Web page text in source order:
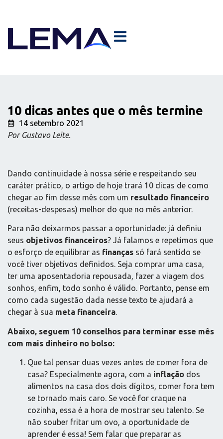
10 dicas antes que o mês termine
14 setembro 2021
Por Gustavo Leite.
Dando continuidade à nossa série e respeitando seu
caráter prático, o artigo de hoje trará 10 dicas de como
chegar ao fim desse mês com um resultado financeiro
(receitas-despesas) melhor do que no mês anterior.
Para não deixarmos passar a oportunidade: já definiu
seus objetivos financeiros? Já falamos e repetimos que
o esforço de equilibrar as finanças só fará sentido se
você tiver objetivos definidos. Seja comprar uma casa,
ter uma aposentadoria repousada, fazer a viagem dos
sonhos, enfim, todo sonho é válido. Portanto, pense em
como cada sugestão dada nesse texto te ajudará a
chegar à sua meta financeira.
Abaixo, seguem 10 conselhos para terminar esse mês
com mais dinheiro no bolso:
Que tal pensar duas vezes antes de comer fora de
casa? Especialmente agora, com a inflação dos
alimentos na casa dos dois dígitos, comer fora tem
se tornado mais caro. Se você for craque na
cozinha, essa é a hora de mostrar seu talento. Se
não souber fritar um ovo, a oportunidade de
aprender é essa! Sem falar que preparar as